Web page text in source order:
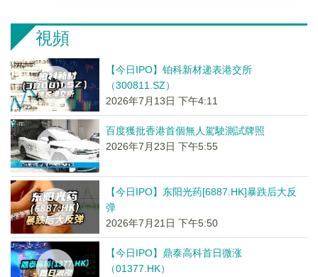
視頻
【今日IPO】铂科新材递表港交所
（300811.SZ）
2026年7月13日 下午4:11
百度獲批香港首個無人駕駛測試牌照
2026年7月23日 下午5:55
【今日IPO】东阳光药[6887.HK]暴跌后大反
弹
2026年7月21日 下午5:50
【今日IPO】鼎泰高科首日微涨
（01377.HK）